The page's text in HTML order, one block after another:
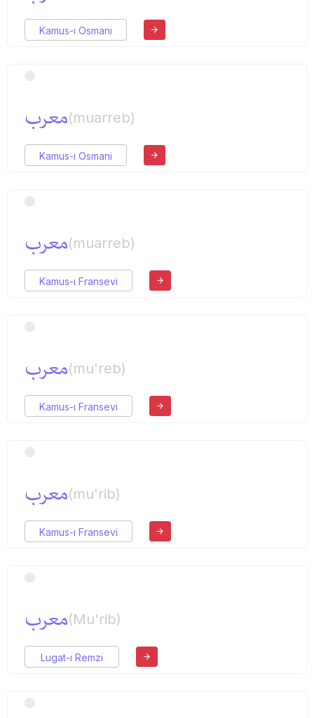
Kamus-ı Osmani
معرب(muarreb)
Kamus-ı Osmani
معرب(muarreb)
Kamus-ı Fransevi
معرب(mu'reb)
Kamus-ı Fransevi
معرب(mu'rib)
Kamus-ı Fransevi
معرب(Mu'rib)
Lugat-ı Remzi